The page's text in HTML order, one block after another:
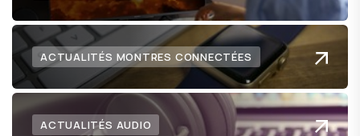
ACTUALITÉS MONTRES CONNECTÉES
ACTUALITÉS AUDIO